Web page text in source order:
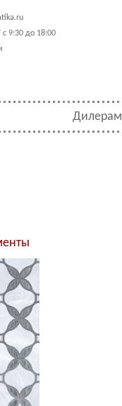
9:30 до 18:00
Дилерам